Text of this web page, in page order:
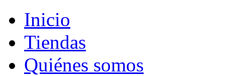
Inicio
Tiendas
Quiénes somos